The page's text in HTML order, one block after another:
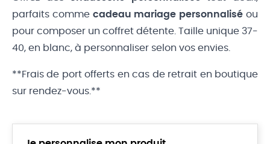
parfaits comme cadeau mariage personnalisé ou
pour composer un coffret détente. Taille unique 37-
40, en blanc, à personnaliser selon vos envies.
**Frais de port offerts en cas de retrait en boutique
sur rendez-vous.**